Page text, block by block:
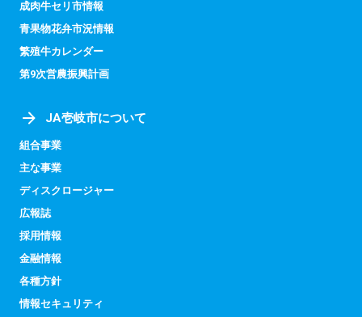
成肉牛セリ市情報
青果物花弁市況情報
繁殖牛カレンダー
第9次営農振興計画
JA壱岐市について
組合事業
主な事業
ディスクロージャー
広報誌
採用情報
金融情報
各種方針
情報セキュリティ